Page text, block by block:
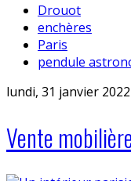
Drouot
enchères
Paris
pendule
lundi, 31 janvier
Vente